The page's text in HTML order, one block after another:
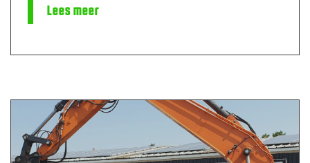
Lees meer